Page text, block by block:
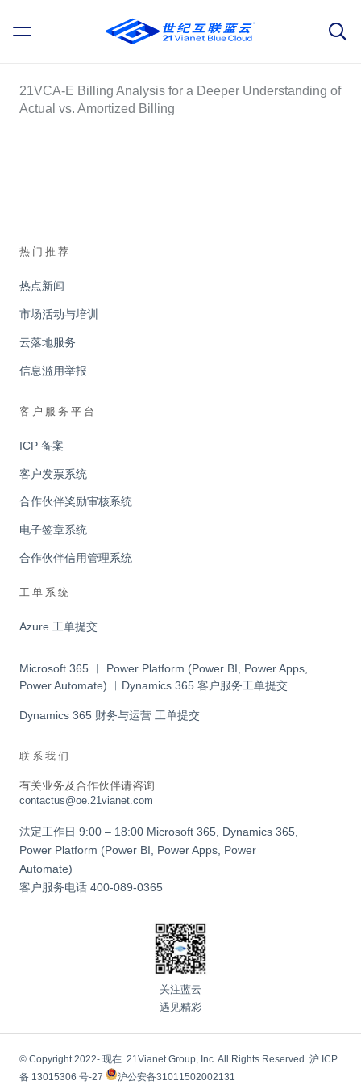
21VCA-E Billing Analysis for a Deeper Understanding of
Actual vs. Amortized Billing
热门推荐
热点新闻
市场活动与培训
云落地服务
信息滥用举报
客户服务平台
ICP 备案
客户发票系统
合作伙伴奖励审核系统
电子签章系统
合作伙伴信用管理系统
工单系统
Azure 工单提交
Microsoft 365 ︱ Power Platform (Power BI, Power Apps,
Power Automate) ︱Dynamics 365 客户服务工单提交
Dynamics 365 财务与运营 工单提交
联系我们
有关业务及合作伙伴请咨询
contactus@oe.21vianet.com
法定工作日 9:00 – 18:00 Microsoft 365, Dynamics 365,
Power Platform (Power BI, Power Apps, Power
Automate)
客户服务电话 400-089-0365
关注蓝云
遇见精彩
© Copyright 2022- 现在. 21Vianet Group, Inc. All Rights Reserved. 沪 ICP
备 13015306 号-27
沪公安备31011502002131